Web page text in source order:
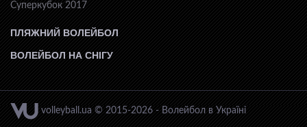
Суперкубок 2017
ПЛЯЖНИЙ ВОЛЕЙБОЛ
ВОЛЕЙБОЛ НА СНІГУ
volleyball.ua © 2015-2026 - Волейбол в Україні